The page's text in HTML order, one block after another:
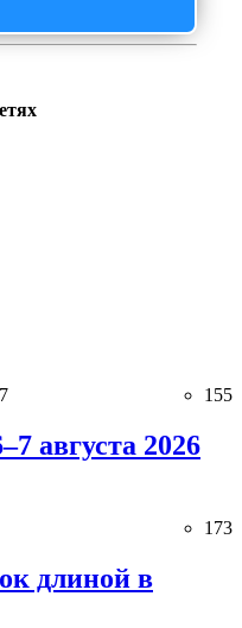
155
августа 2026
173
длиной в